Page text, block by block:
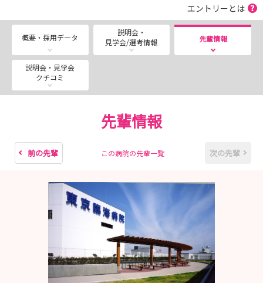
２８卒生向け：７月・８月
★病院見学説明会 13:30～15:30 2時間コース
マイナビもしくは病院ホームページよりお申込み可能です
エントリーとは
概要・採用データ
説明会・
見学会/選考情報
先輩情報
説明会・見学会
クチコミ
先輩情報
前の先輩 この病院の先輩一覧 次の先輩